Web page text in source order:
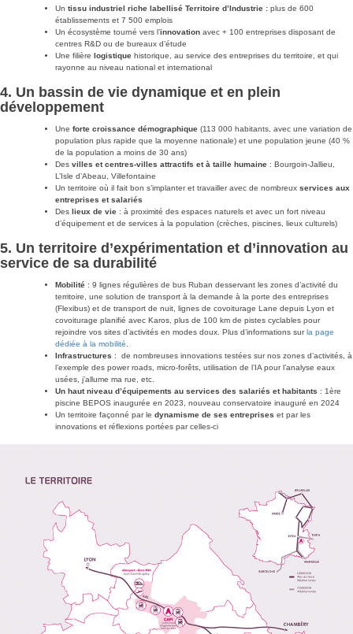
Un tissu industriel riche labellisé Territoire d’Industrie : plus de 600
établissements et 7 500 emplois
Un écosystème tourné vers l’innovation avec + 100 entreprises disposant de
centres R&D ou de bureaux d’étude
Une filière logistique historique, au service des entreprises du territoire, et qui
rayonne au niveau national et international
4. Un bassin de vie dynamique et en plein
développement
Une forte croissance démographique (113 000 habitants, avec une variation de
population plus rapide que la moyenne nationale) et une population jeune (40 %
de la population a moins de 30 ans)
Des villes et centres-villes attractifs et à taille humaine : Bourgoin-Jallieu,
L’Isle d’Abeau, Villefontaine
Un territoire où il fait bon s’implanter et travailler avec de nombreux services aux
entreprises et salariés
Des lieux de vie : à proximité des espaces naturels et avec un fort niveau
d’équipement et de services à la population (crèches, piscines, lieux culturels)
5. Un territoire d’expérimentation et d’innovation au
service de sa durabilité
Mobilité : 9 lignes régulières de bus Ruban desservant les zones d’activité du
territoire, une solution de transport à la demande à la porte des entreprises
(Flexibus) et de transport de nuit, lignes de covoiturage Lane depuis Lyon et
covoiturage planifié avec Karos, plus de 100 km de pistes cyclables pour
rejoindre vos sites d’activités en modes doux. Plus d’informations surla page
dédiée à la mobilité
Infrastructures : de nombreuses innovations testées sur nos zones d’activités, à
l’exemple des power roads, micro-forêts, utilisation de l’IA pour l’analyse eaux
usées, j’allume ma rue, etc.
Un haut niveau d’équipements au services des salariés et habitants : 1ère
piscine BEPOS inaugurée en 2023, nouveau conservatoire inauguré en 2024
Un territoire façonné par le dynamisme de ses entreprises et par les
innovations et réflexions portées par celles-ci